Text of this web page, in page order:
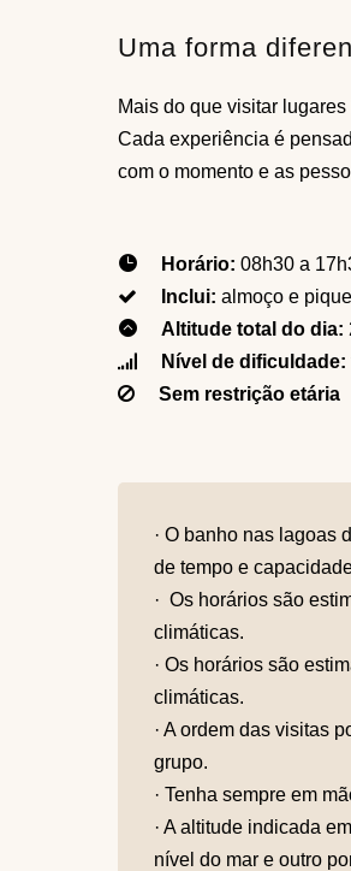
Uma forma
Mais do que visitar
Cada experiência é
com o momento e as
Horário: 08h30 a
Inclui: almoço e
Altitude total do dia:
Nível de dificuldade:
Sem restrição etária
· O banho nas lagoas
de tempo e
· Os horários são
climáticas.
· Os horários são
climáticas.
· A ordem das visitas
grupo.
· Tenha sempre em
· A altitude indicada
nível do mar e outro